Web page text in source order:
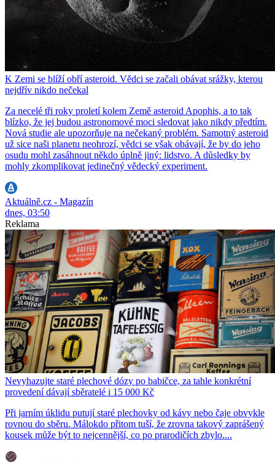
K Zemi se blíží obří asteroid. Vědci se začali obávat srážky, kterou
nejdřív nikdo nečekal
Za necelé tři roky proletí kolem Země asteroid Apophis, a to tak
blízko, že jej budou astronomové moci sledovat jako nikdy předtím.
Nová studie ale upozorňuje na nečekaný problém. Samotný asteroid
už sice naši planetu neohrozí, vědci se však obávají, že by do jeho
osudu mohl zasáhnout někdo úplně jiný: lidstvo. A důsledky by
mohly zkomplikovat jedinečný vědecký experiment.
Aktuálně.cz - Magazín
dnes, 03:50
Reklama
Nevyhazujte staré plechové dózy po babičce, za tahle konkrétní
provedení dávají sběratelé i 15 000 Kč
Při jarním úklidu putují staré plechovky od kávy nebo čaje obvykle
rovnou do sběru. Málokdo přitom tuší, že zrovna takový zaprášený
kousek může být to nejcennější, co po prarodičích zbylo....